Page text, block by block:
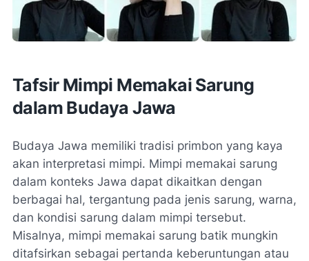
Tafsir Mimpi Memakai Sarung
dalam Budaya Jawa
Budaya Jawa memiliki tradisi primbon yang kaya
akan interpretasi mimpi. Mimpi memakai sarung
dalam konteks Jawa dapat dikaitkan dengan
berbagai hal, tergantung pada jenis sarung, warna,
dan kondisi sarung dalam mimpi tersebut.
Misalnya, mimpi memakai sarung batik mungkin
ditafsirkan sebagai pertanda keberuntungan atau